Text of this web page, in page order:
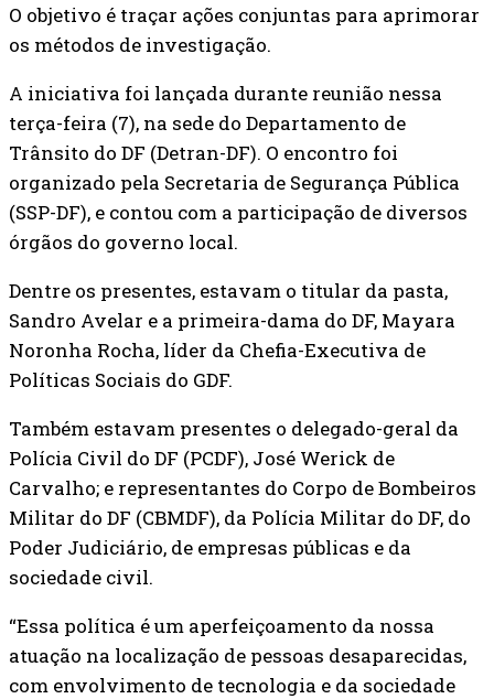
O objetivo é traçar ações conjuntas para aprimorar
os métodos de investigação.
A iniciativa foi lançada durante reunião nessa
terça-feira (7), na sede do Departamento de
Trânsito do DF (Detran-DF). O encontro foi
organizado pela Secretaria de Segurança Pública
(SSP-DF), e contou com a participação de diversos
órgãos do governo local.
Dentre os presentes, estavam o titular da pasta,
Sandro Avelar e a primeira-dama do DF, Mayara
Noronha Rocha, líder da Chefia-Executiva de
Políticas Sociais do GDF.
Também estavam presentes o delegado-geral da
Polícia Civil do DF (PCDF), José Werick de
Carvalho; e representantes do Corpo de Bombeiros
Militar do DF (CBMDF), da Polícia Militar do DF, do
Poder Judiciário, de empresas públicas e da
sociedade civil.
“Essa política é um aperfeiçoamento da nossa
atuação na localização de pessoas desaparecidas,
com envolvimento de tecnologia e da sociedade